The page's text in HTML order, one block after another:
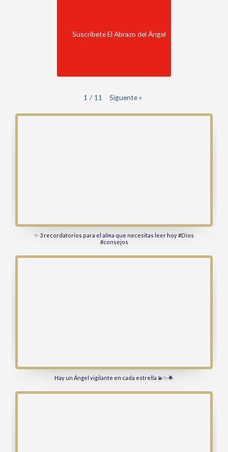
Suscríbete El Abrazo del Ángel
1 / 11 Siguente »
✨ 3 recordatorios para el alma que necesitas leer hoy #Dios
#consejos
Hay un Ángel vigilante en cada estrella 💫✨🌟